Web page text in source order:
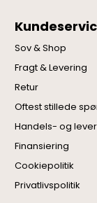
Sov & Shop
Fragt & Levering
Retur
Oftest stillede
Handels- og
Finansiering
Cookiepolitik
Privatlivspolitik